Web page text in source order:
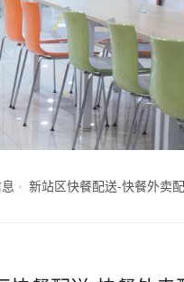
新站区快餐配送-快餐外卖